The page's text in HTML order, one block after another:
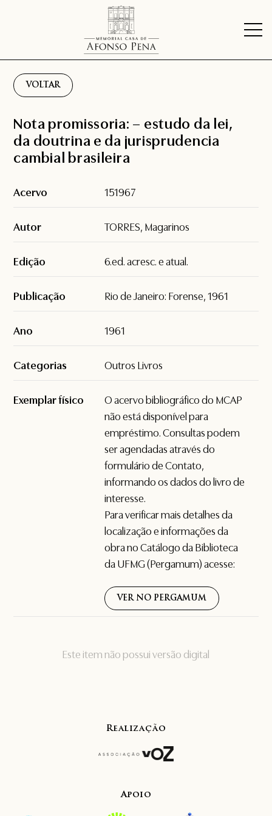
VOLTAR
Este item não possui versão digital
Nota promissoria: – estudo da lei,
da doutrina e da jurisprudencia
cambial brasileira
Acervo 151967
Autor TORRES, Magarinos
Edição 6.ed. acresc. e atual.
Publicação Rio de Janeiro: Forense, 1961
Ano 1961
Categorias Outros Livros
Exemplar físico
O acervo bibliográfico do MCAP
não está disponível para
empréstimo. Consultas podem
ser agendadas através do
formulário deContato,
informando os dados do livro de
interesse.
Para verificar mais detalhes da
localização e informações da
obra no Catálogo da Biblioteca
da UFMG (Pergamum) acesse:
VER NO PERGAMUM
Realização
Apoio